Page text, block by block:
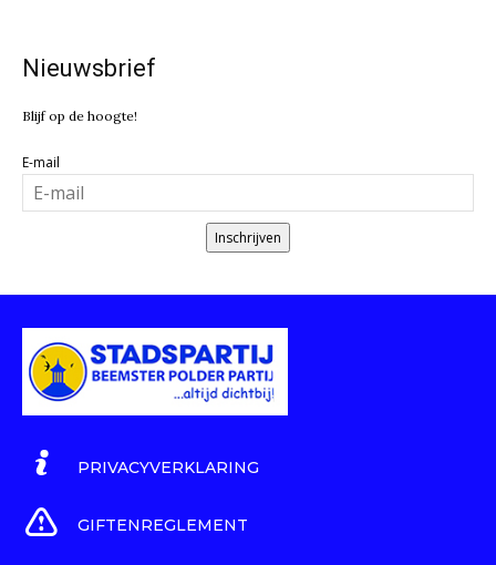
Nieuwsbrief
Blijf op de hoogte!
E-mail
Inschrijven
PRIVACYVERKLARING
GIFTENREGLEMENT